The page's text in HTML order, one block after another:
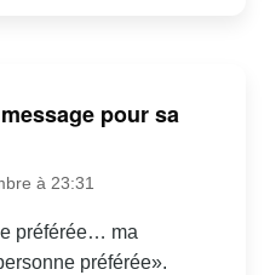
pour sa
à 23:31
préférée… ma
préférée».